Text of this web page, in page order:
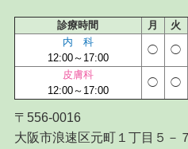
診療時間 月 火
内 科
12:00～17:00
◯ ◯
皮膚科
12:00～17:00
◯ ◯
〒556-0016
大阪市浪速区元町１丁目５－